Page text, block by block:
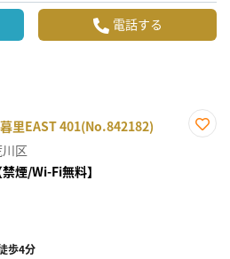
電話する
里EAST 401(No.842182)
区
禁煙/Wi-Fi無料】
歩4分